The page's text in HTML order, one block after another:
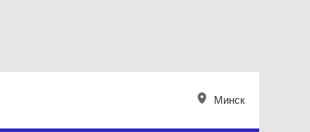
Минск